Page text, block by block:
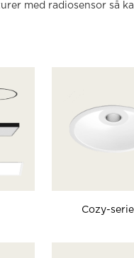
med radiosensor så
Cozy-